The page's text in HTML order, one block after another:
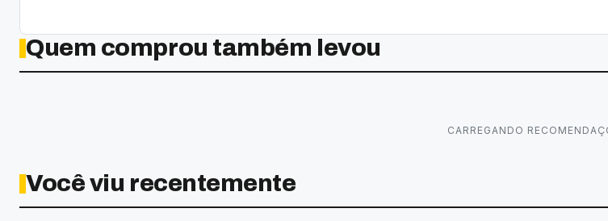
Quem comprou também levou
CARREGANDO
Você viu recentemente